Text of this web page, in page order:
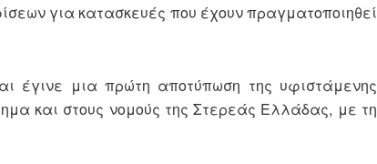
για κατασκευές που έχουν πραγματοποιηθεί
έγινε μια πρώτη αποτύπωση της υφιστάμενης
και στους νομούς της Στερεάς Ελλάδας, με τη